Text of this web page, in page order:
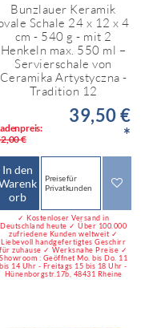
Bunzlauer Keramik
Schale 24 x 12 x 4
cm - 540 g - mit 2
Henkeln max. 550 ml –
Servierschale von
Ceramika Artystyczna -
Tradition 12
€
39,50 €
*
In den
orb
Preise für
Privatkunden
✓ Kostenloser Versand in
Deutschland heute ✓ Über 100.000
zufriedene Kunden weltweit ✓
Liebevoll handgefertigtes Geschirr
für zuhause ✓ Werksnahe Preise ✓
Showroom : Geöffnet Mo. bis Do. 11
bis 14 Uhr - Freitags 15 bis 18 Uhr -
Hünenborgstr.17b, 48431 Rheine